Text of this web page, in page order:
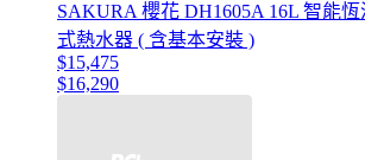
SAKURA 櫻花 DH1605A 16L 智能
式熱水器 ( 含基本安裝 )
$15,475
$16,290